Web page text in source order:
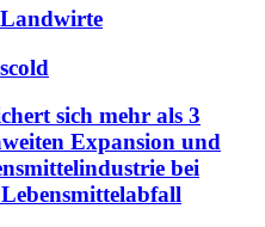
sich mehr als 3
Expansion und
bei